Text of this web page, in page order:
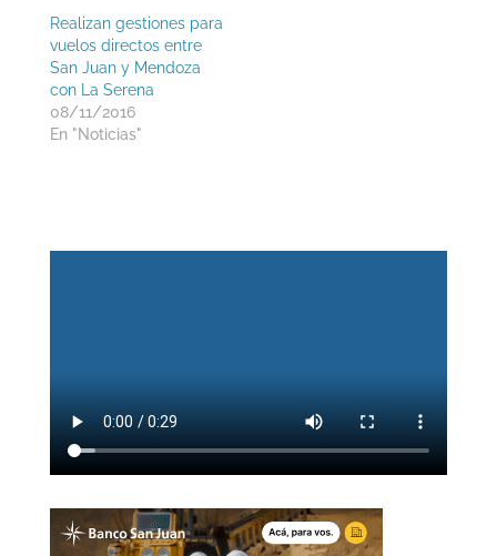
Realizan gestiones para
vuelos directos entre
San Juan y Mendoza
con La Serena
08/11/2016
En "Noticias"